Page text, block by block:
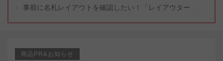
商品PR&お知らせ